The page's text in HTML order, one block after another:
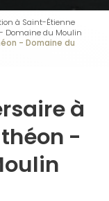
à Saint-Étienne
Domaine du Moulin
- Domaine du
à
-